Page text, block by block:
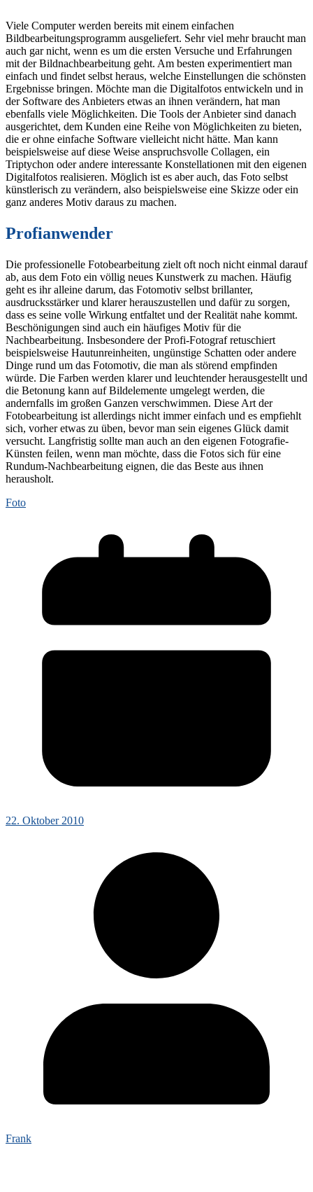
Viele Computer werden bereits mit einem einfachen
Bildbearbeitungsprogramm ausgeliefert. Sehr viel mehr braucht man
auch gar nicht, wenn es um die ersten Versuche und Erfahrungen
mit der Bildnachbearbeitung geht. Am besten experimentiert man
einfach und findet selbst heraus, welche Einstellungen die schönsten
Ergebnisse bringen. Möchte man die Digitalfotos entwickeln und in
der Software des Anbieters etwas an ihnen verändern, hat man
ebenfalls viele Möglichkeiten. Die Tools der Anbieter sind danach
ausgerichtet, dem Kunden eine Reihe von Möglichkeiten zu bieten,
die er ohne einfache Software vielleicht nicht hätte. Man kann
beispielsweise auf diese Weise anspruchsvolle Collagen, ein
Triptychon oder andere interessante Konstellationen mit den eigenen
Digitalfotos realisieren. Möglich ist es aber auch, das Foto selbst
künstlerisch zu verändern, also beispielsweise eine Skizze oder ein
ganz anderes Motiv daraus zu machen.
Profianwender
Die professionelle Fotobearbeitung zielt oft noch nicht einmal darauf
ab, aus dem Foto ein völlig neues Kunstwerk zu machen. Häufig
geht es ihr alleine darum, das Fotomotiv selbst brillanter,
ausdrucksstärker und klarer herauszustellen und dafür zu sorgen,
dass es seine volle Wirkung entfaltet und der Realität nahe kommt.
Beschönigungen sind auch ein häufiges Motiv für die
Nachbearbeitung. Insbesondere der Profi-Fotograf retuschiert
beispielsweise Hautunreinheiten, ungünstige Schatten oder andere
Dinge rund um das Fotomotiv, die man als störend empfinden
würde. Die Farben werden klarer und leuchtender herausgestellt und
die Betonung kann auf Bildelemente umgelegt werden, die
andernfalls im großen Ganzen verschwimmen. Diese Art der
Fotobearbeitung ist allerdings nicht immer einfach und es empfiehlt
sich, vorher etwas zu üben, bevor man sein eigenes Glück damit
versucht. Langfristig sollte man auch an den eigenen Fotografie-
Künsten feilen, wenn man möchte, dass die Fotos sich für eine
Rundum-Nachbearbeitung eignen, die das Beste aus ihnen
herausholt.
Foto
22. Oktober 2010
Frank